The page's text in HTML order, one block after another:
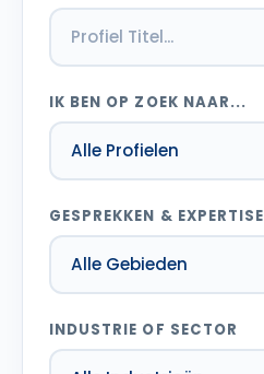
IK BEN OP ZOEK NAAR...
GESPREKKEN & EXPERTISE
INDUSTRIE OF SECTOR